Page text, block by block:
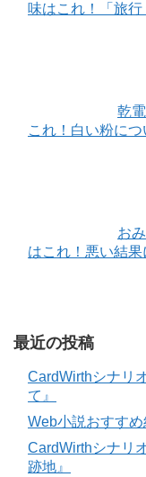
味はこれ！「旅
乾
これ！白い粉に
お
はこれ！悪い結
最近の投稿
CardWirthシナリ
て』
Web小説おすすめ
CardWirthシナリ
跡地』